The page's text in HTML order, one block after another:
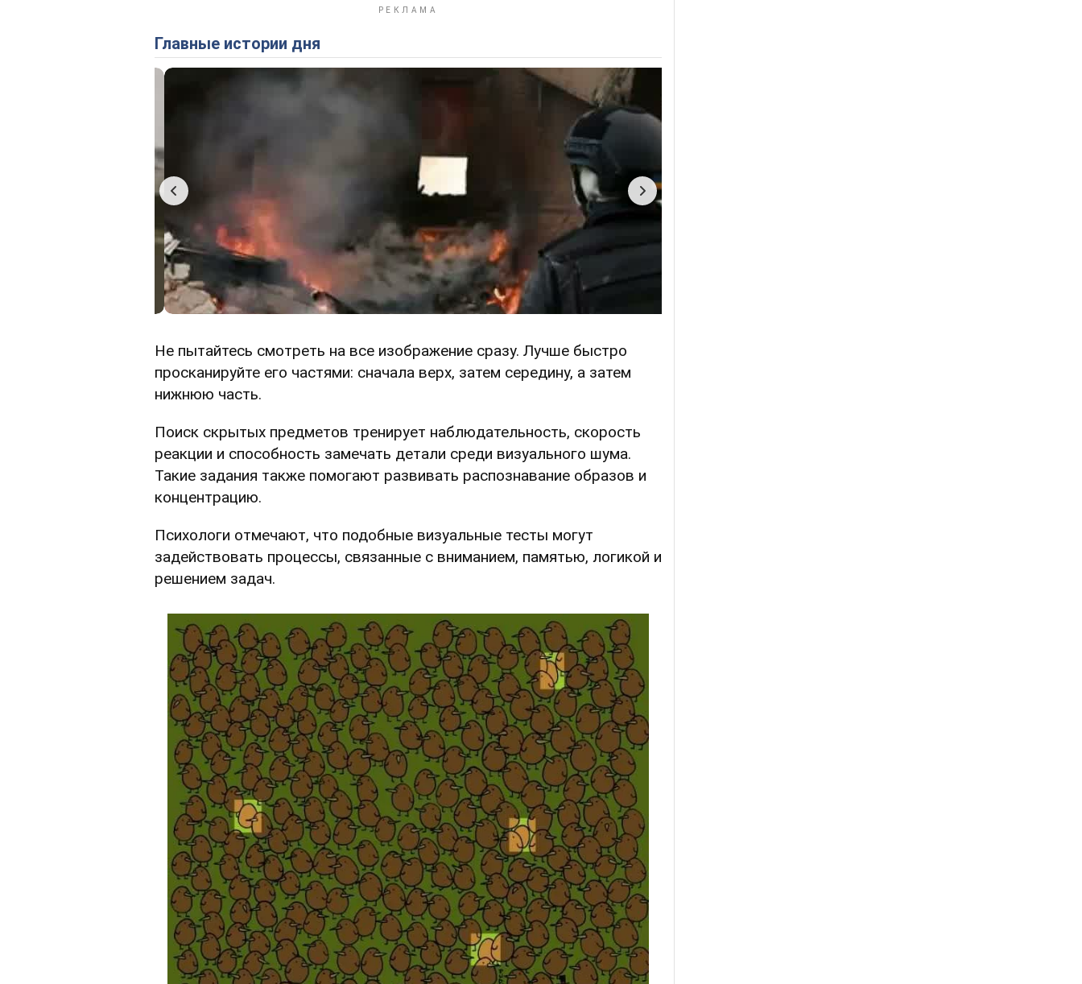
Главные истории дня
Не пытайтесь смотреть на все изображение сразу. Лучше быстро
просканируйте его частями: сначала верх, затем середину, а затем
нижнюю часть.
Поиск скрытых предметов тренирует наблюдательность, скорость
реакции и способность замечать детали среди визуального шума.
Такие задания также помогают развивать распознавание образов и
концентрацию.
Психологи отмечают, что подобные визуальные тесты могут
задействовать процессы, связанные с вниманием, памятью, логикой и
решением задач.